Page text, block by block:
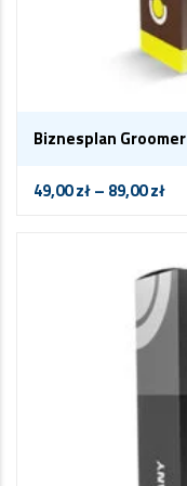
Biznesplan Groomer
49,00zł– 89,00zł